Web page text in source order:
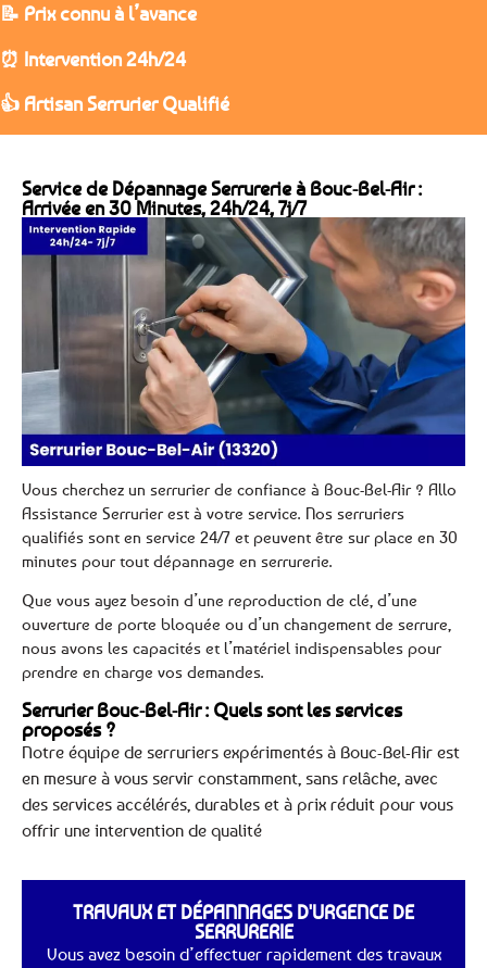
📝 Prix connu à l’avance
⏰ Intervention 24h/24
👍 Artisan Serrurier Qualifié
Service de Dépannage Serrurerie à Bouc-Bel-Air :
Arrivée en 30 Minutes, 24h/24, 7j/7
Vous cherchez un serrurier de confiance à Bouc-Bel-Air ? Allo
Assistance Serrurier est à votre service. Nos serruriers
qualifiés sont en service 24/7 et peuvent être sur place en 30
minutes pour tout dépannage en serrurerie.
Que vous ayez besoin d’une reproduction de clé, d’une
ouverture de porte bloquée ou d’un changement de serrure,
nous avons les capacités et l’matériel indispensables pour
prendre en charge vos demandes.
Serrurier Bouc-Bel-Air : Quels sont les services
proposés ?
Notre équipe de serruriers expérimentés à Bouc-Bel-Air est
en mesure à vous servir constamment, sans relâche, avec
des services accélérés, durables et à prix réduit pour vous
offrir une intervention de qualité
TRAVAUX ET DÉPANNAGES D'URGENCE DE
SERRURERIE
Vous avez besoin d’effectuer rapidement des travaux